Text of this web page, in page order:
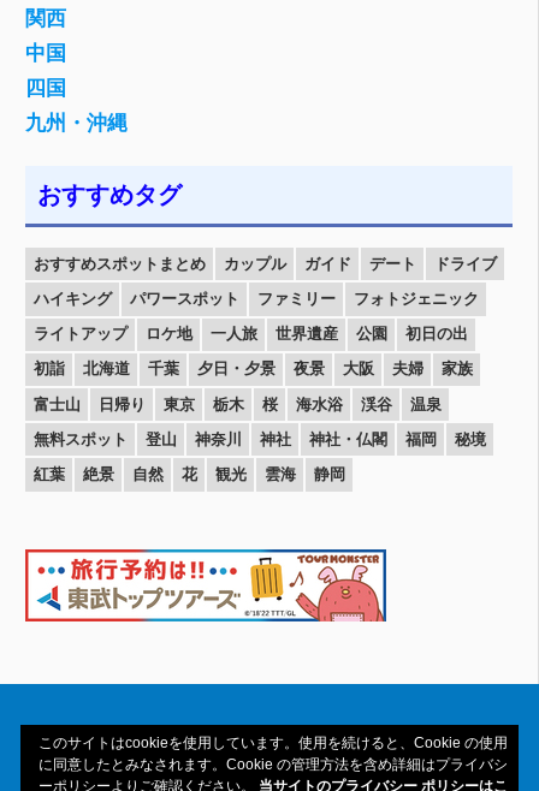
関西
中国
四国
九州・沖縄
おすすめタグ
おすすめスポットまとめ カップル ガイド デート
ドライブ
ハイキング
パワースポット ファミリー
フォトジェニック
ライトアップ
ロケ地 一人旅 世界遺産 公園
初日の出
初詣
北海道 千葉 夕日・夕景 夜景 大阪 夫婦
家族
富士山
日帰り 東京 栃木 桜 海水浴 渓谷
温泉
無料スポット
登山 神奈川 神社 神社・仏閣 福岡
秘境
紅葉
絶景 自然 花 観光 雲海 静岡
このサイトはcookieを使用しています。使用を続けると、Cookie の使用
に同意したとみなされます。Cookie の管理方法を含め詳細はプライバシ
ーポリシーよりご確認ください。 当サイトのプライバシー ポリシーはこ